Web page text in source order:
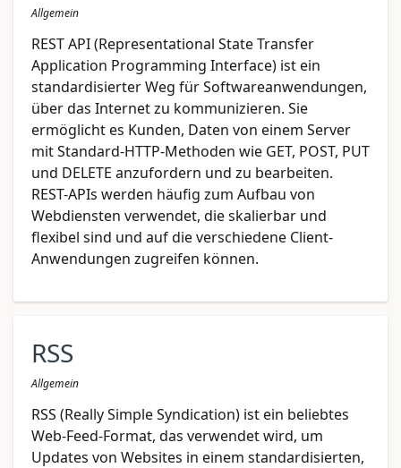
Allgemein
REST API (Representational State Transfer
Application Programming Interface) ist ein
standardisierter Weg für Softwareanwendungen,
über das Internet zu kommunizieren. Sie
ermöglicht es Kunden, Daten von einem Server
mit Standard-HTTP-Methoden wie GET, POST, PUT
und DELETE anzufordern und zu bearbeiten.
REST-APIs werden häufig zum Aufbau von
Webdiensten verwendet, die skalierbar und
flexibel sind und auf die verschiedene Client-
Anwendungen zugreifen können.
RSS
Allgemein
RSS (Really Simple Syndication) ist ein beliebtes
Web-Feed-Format, das verwendet wird, um
Updates von Websites in einem standardisierten,